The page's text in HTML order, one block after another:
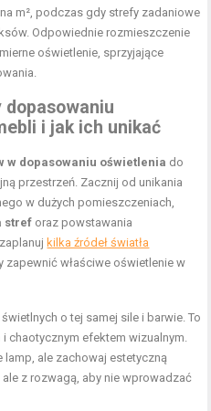
m², podczas gdy strefy zadaniowe
Odpowiednie rozmieszczenie
oświetlenie, sprzyjające
dopasowaniu
i jak ich unikać
w dopasowaniu oświetlenia do
przestrzeń. Zacznij od unikania
w dużych pomieszczeniach,
stref oraz powstawania
kilka źródeł światła
zapewnić właściwe oświetlenie w
o tej samej sile i barwie. To
i chaotycznym efektem wizualnym.
ale zachowaj estetyczną
z rozwagą, aby nie wprowadzać